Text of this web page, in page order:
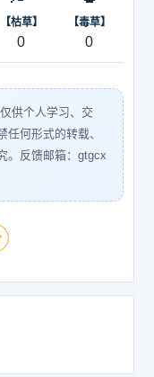
【枯草】
0
【毒草】
0
供个人学习、交
何形式的转载、
。反馈邮箱：gtgcx